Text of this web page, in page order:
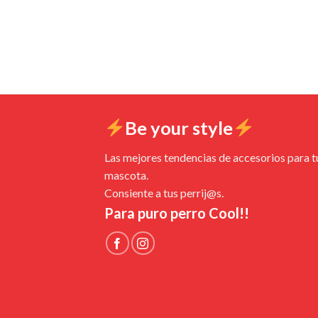
Be your style
Las mejores tendencias de accesorios para
mascota.
Consiente a tus perrij@s.
Para puro perro Cool!!